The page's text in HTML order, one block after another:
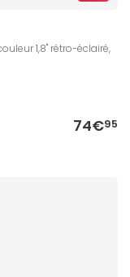
1,8" rétro-éclairé,
74€95